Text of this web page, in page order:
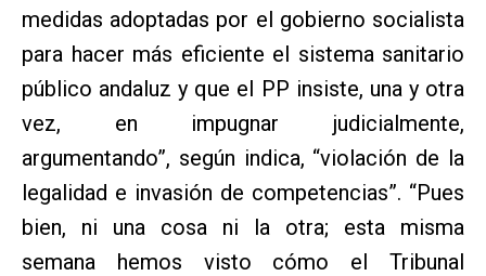
medidas adoptadas por el gobierno socialista
para hacer más eficiente el sistema sanitario
público andaluz y que el PP insiste, una y otra
vez, en impugnar judicialmente,
argumentando”, según indica, “violación de la
legalidad e invasión de competencias”. “Pues
bien, ni una cosa ni la otra; esta misma
semana hemos visto cómo el Tribunal